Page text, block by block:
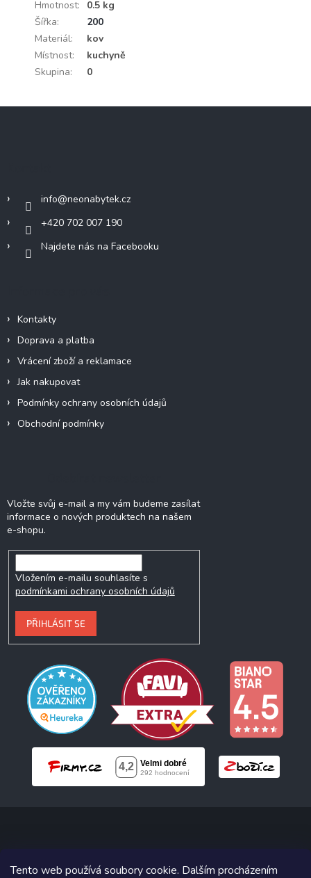
Tento web používá soubory cookie. Dalším procházením
Hmotnost:
0.5 kg
Šířka:
200
Materiál:
kov
Místnost:
kuchyně
Skupina: 0
info@neonabytek.cz
+420 702 007 190
Najdete nás na Facebooku
Kontakty
Doprava a platba
Vrácení zboží a reklamace
Jak nakupovat
Podmínky ochrany osobních údajů
Obchodní podmínky
Vložte svůj e-mail a my vám budeme zasílat
informace o nových produktech na našem
e-shopu.
Vložením e-mailu souhlasíte s
podmínkami ochrany osobních údajů
PŘIHLÁSIT SE
Copyright 2026 Neonabytek.cz . Všechna práva vyhrazena.